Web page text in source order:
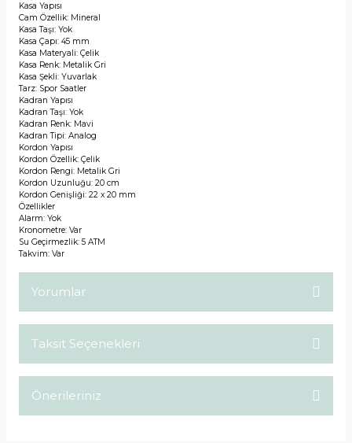
Kasa Yapısı
Cam Özellik: Mineral
Kasa Taşı: Yok
Kasa Çapı: 45 mm
Kasa Materyali: Çelik
Kasa Renk: Metalik Gri
Kasa Şekli: Yuvarlak
Tarz: Spor Saatler
Kadran Yapısı
Kadran Taşı: Yok
Kadran Renk: Mavi
Kadran Tipi: Analog
Kordon Yapısı
Kordon Özellik: Çelik
Kordon Rengi: Metalik Gri
Kordon Uzunluğu: 20 cm
Kordon Genişliği: 22 x 20 mm
Özellikler
Alarm: Yok
Kronometre: Var
Su Geçirmezlik: 5 ATM
Takvim: Var
Yorumlar
Taksit Seçenekleri
Önerileriniz